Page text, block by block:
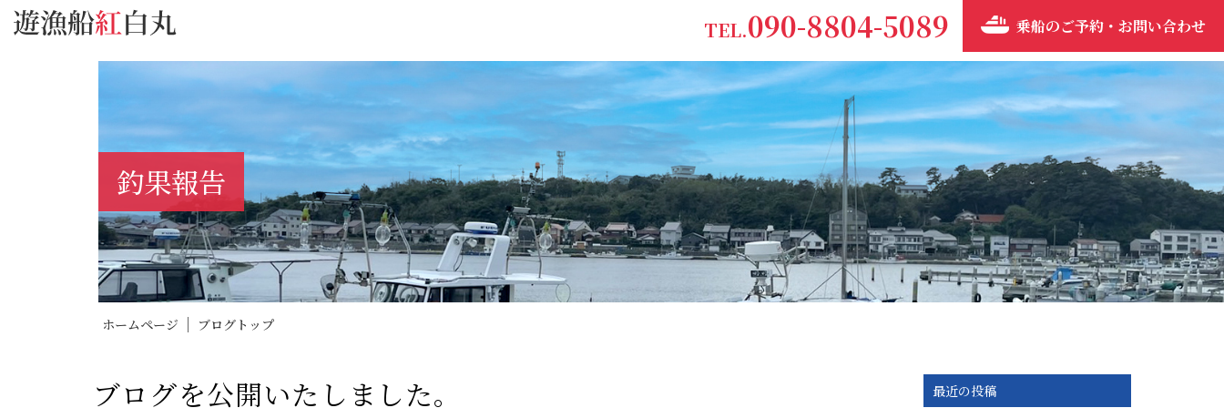
TEL.090-8804-5089 乗船のご予約・お問い合わせ
釣果報告
ホームページ ブログトップ
ブログを公開いたしました。 最近の投稿